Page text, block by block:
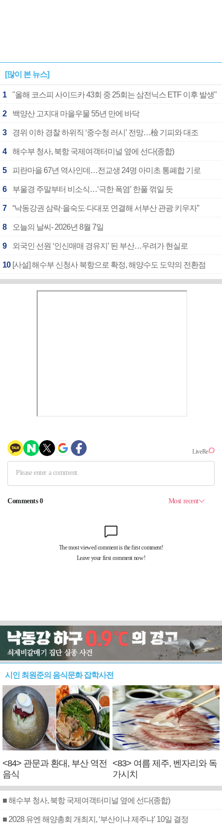
[많이 본 뉴스]
1 "올해 코스피 사이드카 43회 중 25회는 삼전닉스 ETF 이후 발생"
2 백양산 고지대 마을우물 55년 만에 바닥
3 경위 이하 경찰 하위직 ‘중수청 러시’ 전망…檢 기피와 대조
4 해수부 청사, 북항 국제여객터미널 옆에 선다(종합)
5 피란마을 67년 역사인데…전교생 24명 아미초 통폐합 기로
6 부울경 주말부터 비소식…‘극한 폭염’ 한풀 꺾일 듯
7 “낙동강권 삼락·을숙도·다대포 연결해 서부산 관광 키우자”
8 오늘의 날씨- 2026년 8월 7일
9 외국인 선원 ‘인신매매 경유지’ 된 부산…우려가 현실로
10 [사설] 해수부 신청사 북항으로 확정, 해양수도 도약의 전환점
시인 최원준의 음식문화 잡학사전
<84> 관문과 환대, 부산 역전
음식
<83> 여름 제주, 벤자리와 독
가시치
■ 해수부 청사, 북항 국제여객터미널 옆에 선다(종합)
■ 2028 유엔 해양총회 개최지, ‘부산이냐 제주냐’ 10일 결정